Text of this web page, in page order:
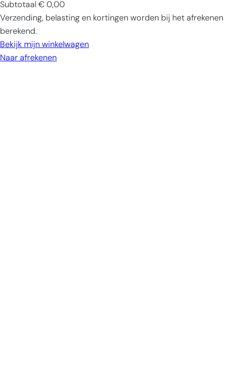
Producten
in
winkelwagen
Subtotaal € 0,00
Verzending, belasting en kortingen worden bij het afrekenen
berekend.
Bekijk mijn winkelwagen
Naar afrekenen